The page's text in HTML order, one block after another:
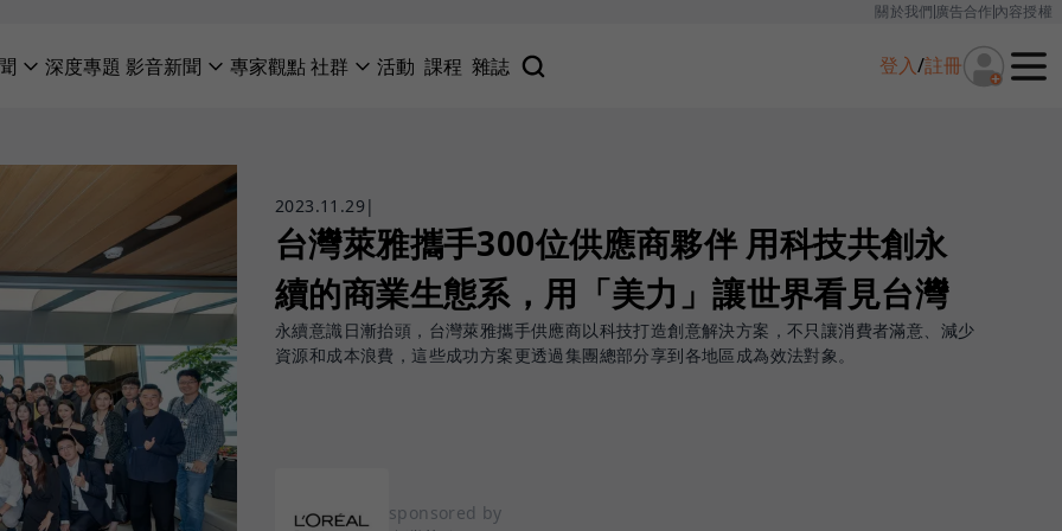
關於我們廣告合作內容授權
深度專題 影音新聞 專家觀點社群 活動 課程 雜誌 登入/註冊
2023.11.29 |
台灣萊雅攜手300位供應商夥伴 用科技共創永
續的商業生態系，用「美力」讓世界看見台灣
永續意識日漸抬頭，台灣萊雅攜手供應商以科技打造創意解決方案，不只讓消費者滿意、減少
資源和成本浪費，這些成功方案更透過集團總部分享到各地區成為效法對象。
sponsored by